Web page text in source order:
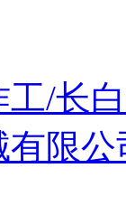
工/长
有限公